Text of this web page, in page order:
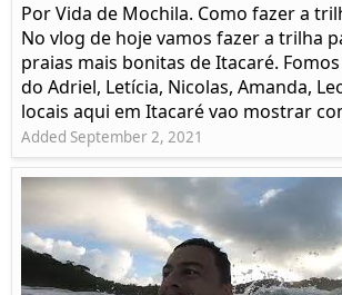
Por Vida de Mochila. Como fazer a
No vlog de hoje vamos fazer a trilha
praias mais bonitas de Itacaré.
do Adriel, Letícia, Nicolas, Amanda,
locais aqui em Itacaré vao mostrar
Added September 2, 2021